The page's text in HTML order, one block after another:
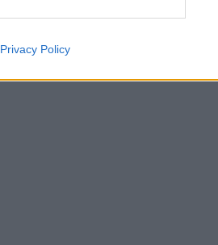
Privacy Policy